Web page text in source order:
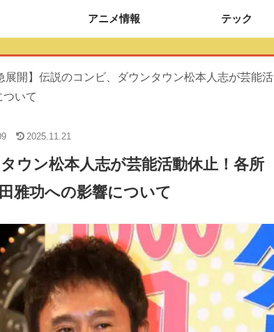
アニメ情報 テック
展開】伝説のコンビ、ダウンタウン松本人志が芸能活
いて
ウン松本人志が芸能活動休止！各所
雅功への影響について
2025.11.21